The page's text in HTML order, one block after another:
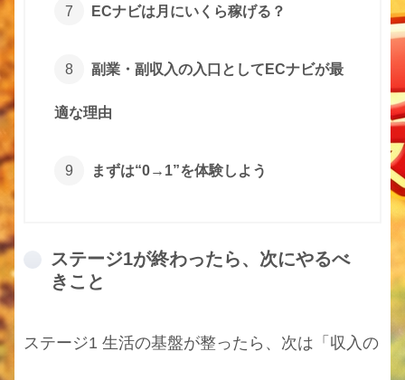
ECナビは月にいくら稼げる？
副業・副収入の入口としてECナビが最
適な理由
まずは“0→1”を体験しよう
ステージ1が終わったら、次にやるべ
きこと
ステージ1 生活の基盤が整ったら、次は「収入の